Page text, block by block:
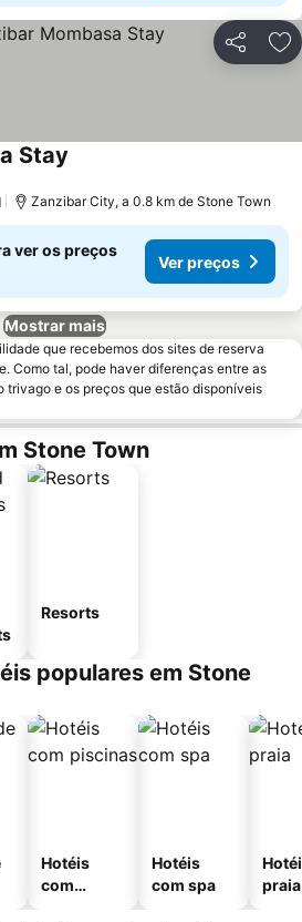
Partilhar
Stay
Zanzibar City, a 0.8 km de Stone Town
ver os preços
Ver preços
Mostrar mais
que recebemos dos sites de reserva
Como tal, pode haver diferenças entre as
trivago e os preços que estão disponíveis
Stone Town
Resorts
populares em Stone
Hotéis
com
Hotéis
com spa
praia